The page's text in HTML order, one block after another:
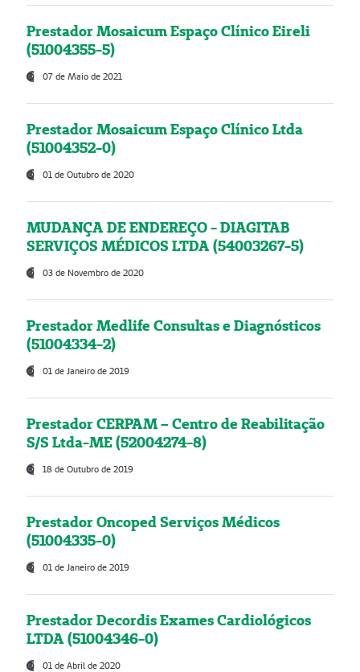
Prestador Mosaicum Espaço Clínico Eireli
(51004355-5)
07 de Maio de 2021
Prestador Mosaicum Espaço Clínico Ltda
(51004352-0)
01 de Outubro de 2020
MUDANÇA DE ENDEREÇO - DIAGITAB
SERVIÇOS MÉDICOS LTDA (54003267-5)
03 de Novembro de 2020
Prestador Medlife Consultas e Diagnósticos
(51004334-2)
01 de Janeiro de 2019
Prestador CERPAM – Centro de Reabilitação
S/S Ltda-ME (52004274-8)
18 de Outubro de 2019
Prestador Oncoped Serviços Médicos
(51004335-0)
01 de Janeiro de 2019
Prestador Decordis Exames Cardiológicos
LTDA (51004346-0)
01 de Abril de 2020